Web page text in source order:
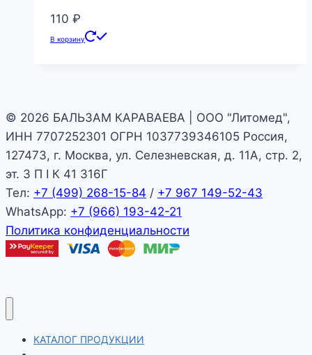
110 ₽
В корзину
© 2026 БАЛЬЗАМ КАРАВАЕВА | ООО "Литомед",
ИНН 7707252301 ОГРН 1037739346105 Россия,
127473, г. Москва, ул. Селезневская, д. 11А, стр. 2,
эт. 3 П I К 41 316Г
Тел: +7 (499) 268-15-84 / +7 967 149-52-43
WhatsApp: +7 (966) 193-42-21
Политика конфиденциальности
КАТАЛОГ ПРОДУКЦИИ